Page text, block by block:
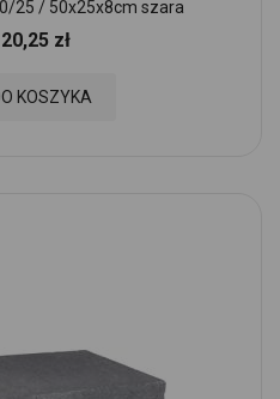
25 / 50x25x8cm szara
20,25 zł
KOSZYKA